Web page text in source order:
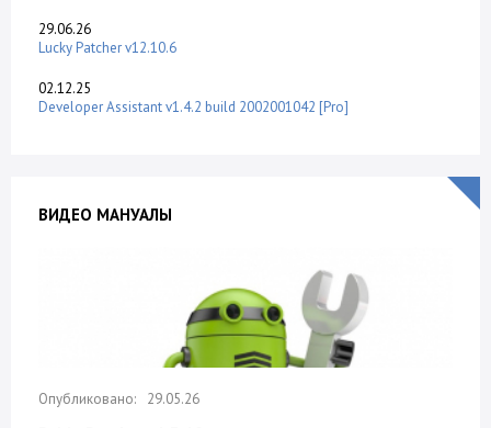
29.06.26
Lucky Patcher v12.10.6
02.12.25
Developer Assistant v1.4.2 build 2002001042 [Pro]
ВИДЕО МАНУАЛЫ
29.05.26